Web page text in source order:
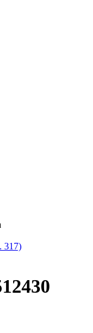
317)